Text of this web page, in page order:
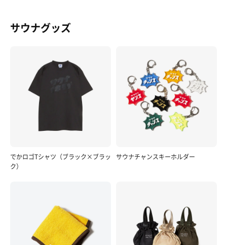
サウナグッズ
でかロゴTシャツ（ブラック×ブラッ
ク）
サウナチャンスキーホルダー